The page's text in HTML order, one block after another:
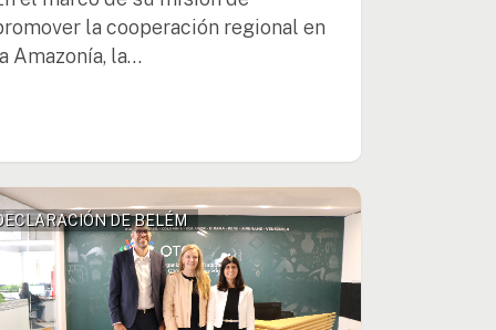
la cooperación regional en
Amazonía, la…
DE BELÉM